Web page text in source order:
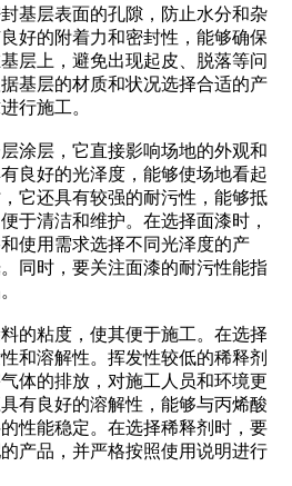
基层表面的孔隙，防止水分和杂
好的附着力和密封性，能够确保
层上，避免出现起皮、脱落等问
基层的材质和状况选择合适的产
行施工。
涂层，它直接影响场地的外观和
良好的光泽度，能够使场地看起
它还具有较强的耐污性，能够抵
于清洁和维护。在选择面漆时，
使用需求选择不同光泽度的产
同时，要关注面漆的耐污性能指
的粘度，使其便于施工。在选择
和溶解性。挥发性较低的稀释剂
体的排放，对施工人员和环境更
有良好的溶解性，能够与丙烯酸
性能稳定。在选择稀释剂时，要
产品，并严格按照使用说明进行